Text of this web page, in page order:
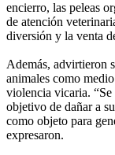
encierro, las peleas
de atención
diversión y la venta
Además, advirtieron
animales como
violencia vicaria. “Se
objetivo de dañar a
como objeto para
expresaron.